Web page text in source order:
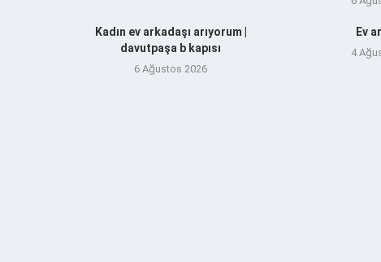
Kadın ev arkadaşı arıyorum |
davutpaşa b kapısı
6 Ağustos 2026
Ev
4